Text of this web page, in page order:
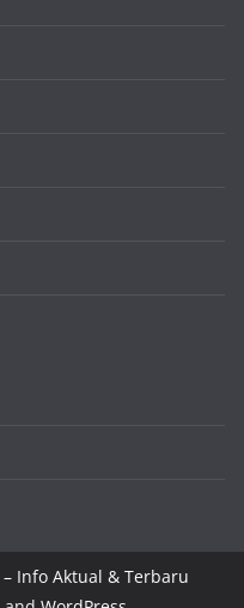
Info Aktual & Terbaru